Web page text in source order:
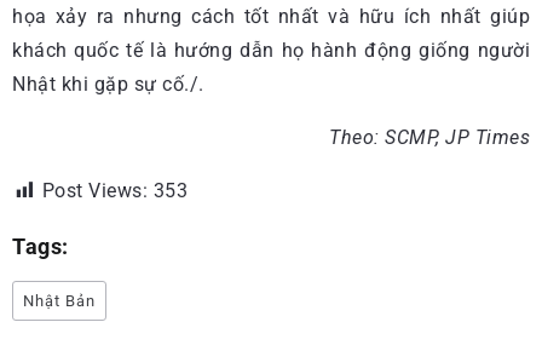
họa xảy ra nhưng cách tốt nhất và hữu ích nhất giúp
khách quốc tế là hướng dẫn họ hành động giống người
Nhật khi gặp sự cố./.
Theo: SCMP, JP Times
Post Views: 353
Tags:
Nhật Bản